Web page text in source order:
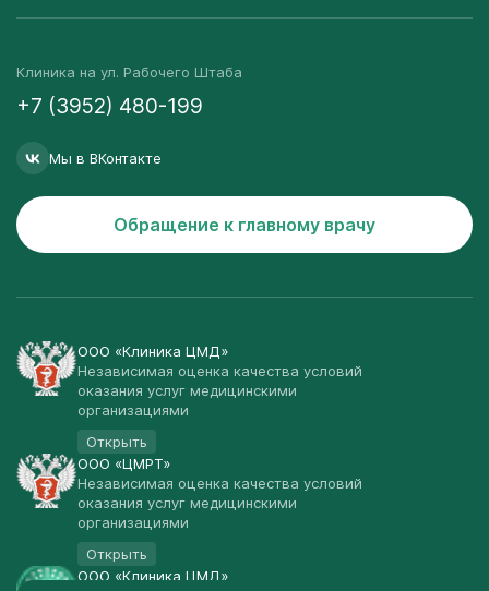
Клиника на ул. Рабочего Штаба
+7 (3952) 480-199
Мы в ВКонтакте
Обращение к главному врачу
ООО «Клиника ЦМД»
Независимая оценка качества условий
оказания услуг медицинскими
организациями
Открыть
ООО «ЦМРТ»
Независимая оценка качества условий
оказания услуг медицинскими
организациями
Открыть
ООО «Клиника ЦМД»